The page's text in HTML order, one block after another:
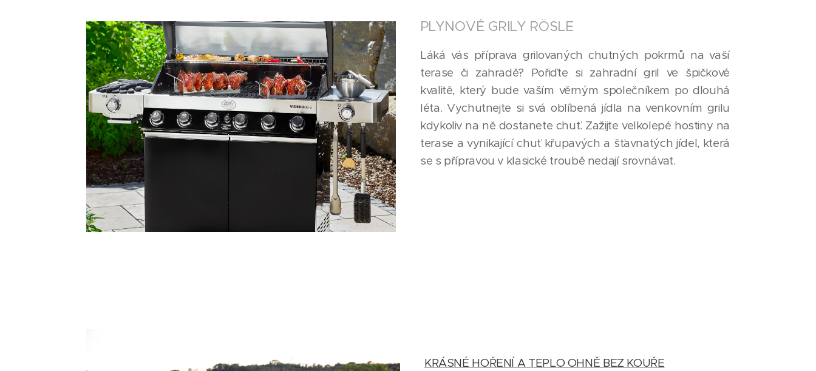
PLYNOVÉ GRILY RÖSLE
Láká vás příprava grilovaných chutných pokrmů na vaší
terase či zahradě? Pořiďte si zahradní gril ve špičkové
kvalitě, který bude vaším věrným společníkem po dlouhá
léta. Vychutnejte si svá oblíbená jídla na venkovním grilu
kdykoliv na ně dostanete chuť. Zažijte velkolepé hostiny na
terase a vynikající chuť křupavých a šťavnatých jídel, která
se s přípravou v klasické troubě nedají srovnávat.
KRÁSNÉ HOŘENÍ A TEPLO OHNĚ BEZ KOUŘE